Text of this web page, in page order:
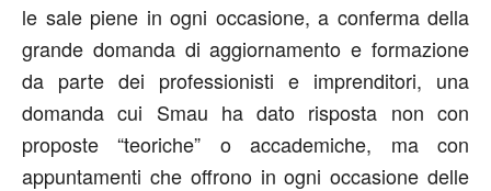
le sale piene in ogni occasione, a conferma della
grande domanda di aggiornamento e formazione
da parte dei professionisti e imprenditori, una
domanda cui Smau ha dato risposta non con
proposte “teoriche” o accademiche, ma con
appuntamenti che offrono in ogni occasione delle